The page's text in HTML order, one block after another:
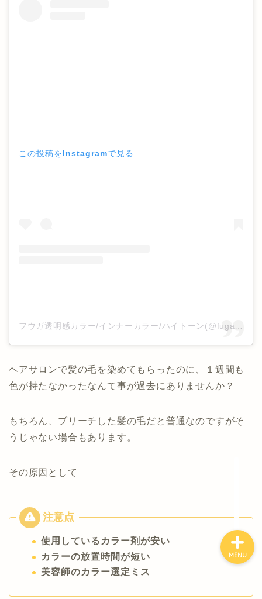
この投稿をInstagramで見る
ヘアサロンで髪の毛を染めてもらったのに、１週間も
色が持たなかったなんて事が過去にありませんか？
もちろん、ブリーチした髪の毛だと普通なのですがそ
うじゃない場合もあります。
その原因として
使用しているカラー剤が安い
カラーの放置時間が短い
美容師のカラー選定ミス
MENU